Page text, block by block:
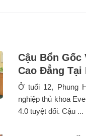
Cậu Bổn Gốc
Cao Đẳng Tại
Ở tuổi 12, Phung
nghiệp thủ khoa
4.0 tuyệt đối. Cậu ...